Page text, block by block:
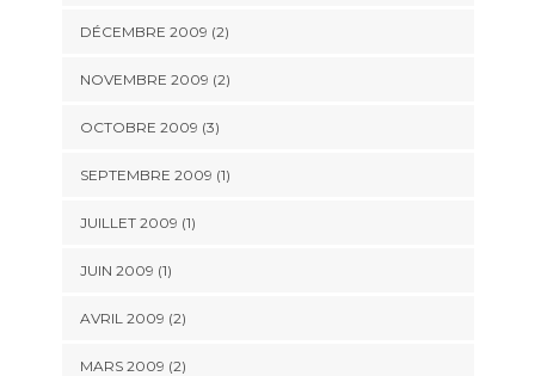
DÉCEMBRE 2009 (2)
NOVEMBRE 2009 (2)
OCTOBRE 2009 (3)
SEPTEMBRE 2009 (1)
JUILLET 2009 (1)
JUIN 2009 (1)
AVRIL 2009 (2)
MARS 2009 (2)